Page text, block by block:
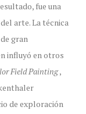
fue una
arte. La técnica
gran
influyó en otros
Field Painting,
de exploración